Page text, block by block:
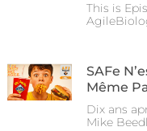
This is
SAFe
Même
Dix ans
Mike